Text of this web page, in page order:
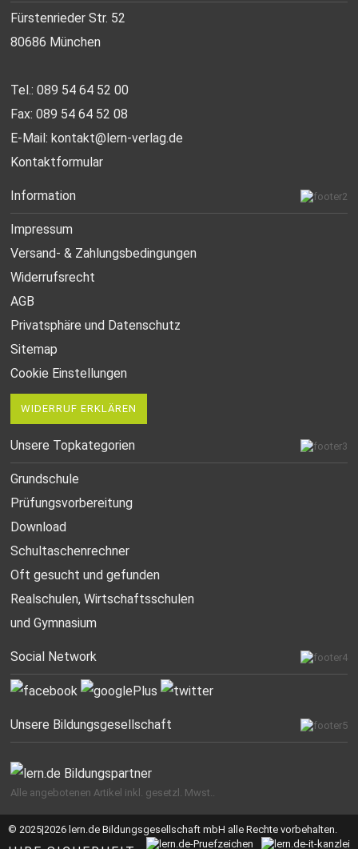
Fürstenrieder Str. 52
80686 München
Tel.: 089 54 64 52 00
Fax: 089 54 64 52 08
E-Mail:kontakt@lern-verlag.de
Kontaktformular
Information
Impressum
Versand- & Zahlungsbedingungen
Widerrufsrecht
AGB
Privatsphäre und Datenschutz
Sitemap
Cookie Einstellungen
WIDERRUF ERKLÄREN
Unsere Topkategorien
Grundschule
Prüfungsvorbereitung
Download
Schultaschenrechner
Oft gesucht und gefunden
Realschulen,Wirtschaftsschulen
und Gymnasium
Social Network
Unsere Bildungsgesellschaft
Alle angebotenen Artikel inkl. gesetzl. Mwst..
© 2025|2026 lern.de Bildungsgesellschaft mbH alle Rechte vorbehalten.